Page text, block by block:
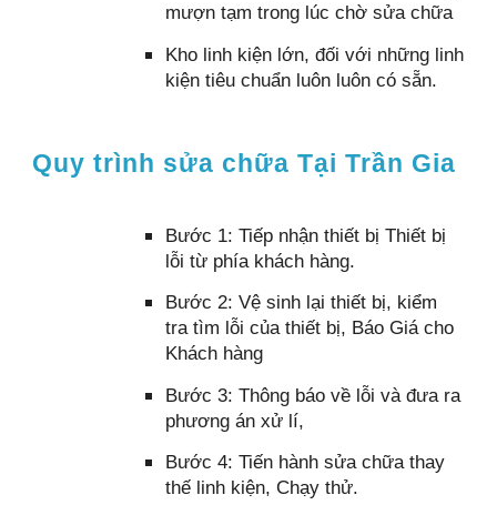
mượn tạm trong lúc chờ sửa chữa
Kho linh kiện lớn, đối với những linh
kiện tiêu chuẩn luôn luôn có sẵn.
Quy trình sửa chữa Tại Trần Gia
Bước 1: Tiếp nhận thiết bị Thiết bị
lỗi từ phía khách hàng.
Bước 2: Vệ sinh lại thiết bị, kiểm
tra tìm lỗi của thiết bị, Báo Giá cho
Khách hàng
Bước 3: Thông báo về lỗi và đưa ra
phương án xử lí,
Bước 4: Tiến hành sửa chữa thay
thế linh kiện, Chạy thử.